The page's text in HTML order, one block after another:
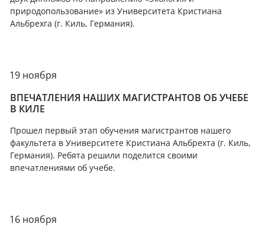
природопользование» из Университета Кристиана
Альбрехга (г. Киль, Германия).
19 ноября
ВПЕЧАТЛЕНИЯ НАШИХ МАГИСТРАНТОВ ОБ УЧЕБЕ
В КИЛЕ
Прошел первый этап обучения магистрантов нашего
факультета в Университете Кристиана Альбрехта (г. Киль,
Германия). Ребята решили поделится своими
впечатлениями об учебе.
16 ноября